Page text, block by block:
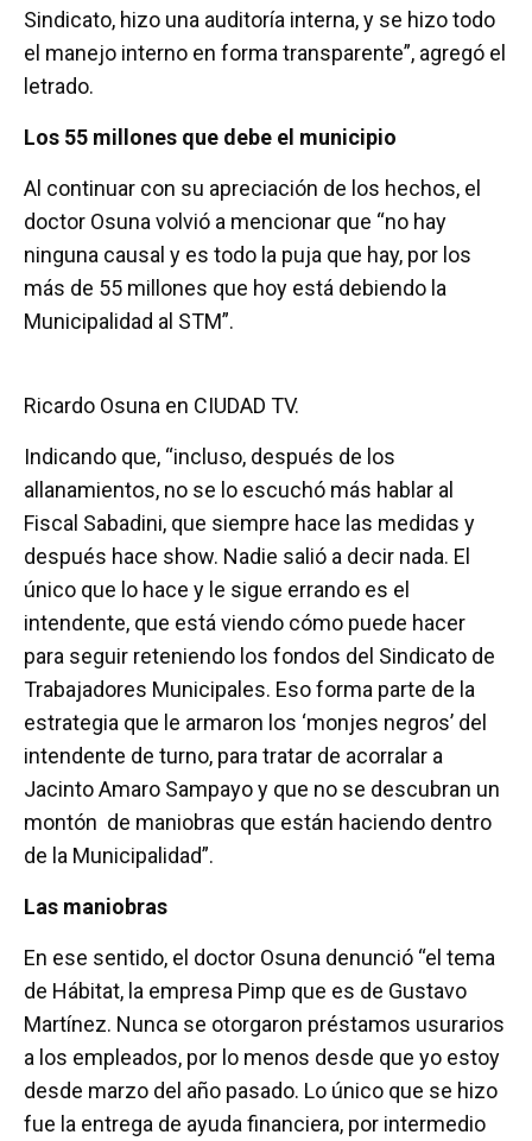
Sindicato, hizo una auditoría interna, y se hizo todo
el manejo interno en forma transparente”, agregó el
letrado.
Los 55 millones que debe el municipio
Al continuar con su apreciación de los hechos, el
doctor Osuna volvió a mencionar que “no hay
ninguna causal y es todo la puja que hay, por los
más de 55 millones que hoy está debiendo la
Municipalidad al STM”.
Ricardo Osuna en CIUDAD TV.
Indicando que, “incluso, después de los
allanamientos, no se lo escuchó más hablar al
Fiscal Sabadini, que siempre hace las medidas y
después hace show. Nadie salió a decir nada. El
único que lo hace y le sigue errando es el
intendente, que está viendo cómo puede hacer
para seguir reteniendo los fondos del Sindicato de
Trabajadores Municipales. Eso forma parte de la
estrategia que le armaron los ‘monjes negros’ del
intendente de turno, para tratar de acorralar a
Jacinto Amaro Sampayo y que no se descubran un
montón de maniobras que están haciendo dentro
de la Municipalidad”.
Las maniobras
En ese sentido, el doctor Osuna denunció “el tema
de Hábitat, la empresa Pimp que es de Gustavo
Martínez. Nunca se otorgaron préstamos usurarios
a los empleados, por lo menos desde que yo estoy
desde marzo del año pasado. Lo único que se hizo
fue la entrega de ayuda financiera, por intermedio